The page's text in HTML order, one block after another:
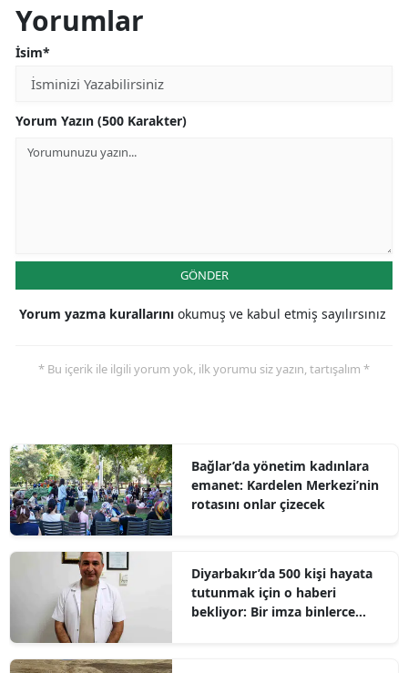
Yorumlar
İsim*
Yorum Yazın (500 Karakter)
GÖNDER
Yorum yazma kurallarını okumuş ve kabul etmiş sayılırsınız
* Bu içerik ile ilgili yorum yok, ilk yorumu siz yazın, tartışalım *
Bağlar’da yönetim kadınlara
emanet: Kardelen Merkezi’nin
rotasını onlar çizecek
Diyarbakır’da 500 kişi hayata
tutunmak için o haberi
bekliyor: Bir imza binlerce